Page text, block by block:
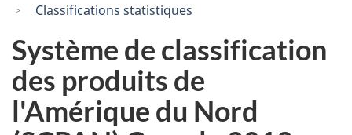
Classifications statistiques
Système de classification
des produits de
l'Amérique du Nord